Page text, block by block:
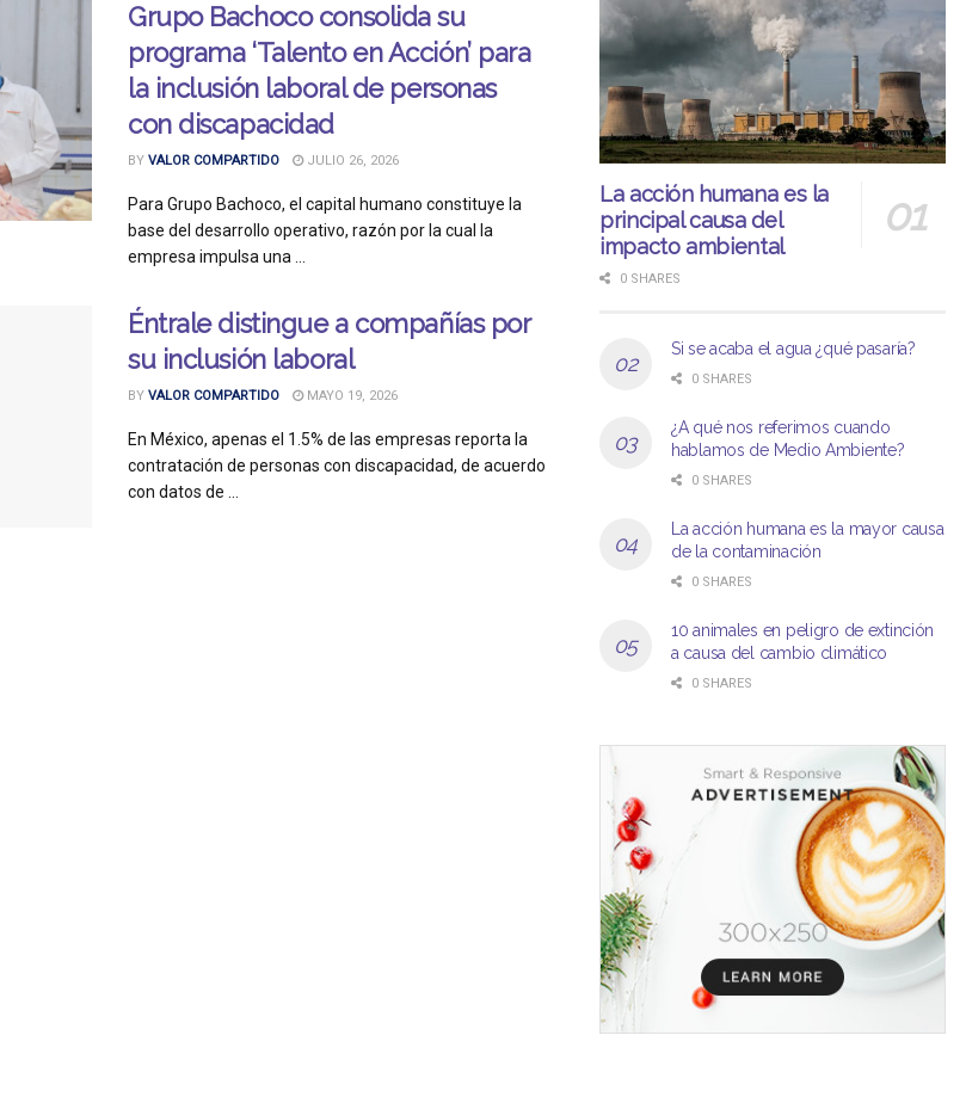
Grupo Bachoco consolida su
programa ‘Talento en Acción’ para
la inclusión laboral de personas
con discapacidad
BY VALOR COMPARTIDO JULIO 26, 2026
Para Grupo Bachoco, el capital humano constituye la
base del desarrollo operativo, razón por la cual la
empresa impulsa una ...
Éntrale distingue a compañías por
su inclusión laboral
BY VALOR COMPARTIDO MAYO 19, 2026
En México, apenas el 1.5% de las empresas reporta la
contratación de personas con discapacidad, de acuerdo
con datos de ...
La acción humana es la
principal causa del
impacto ambiental
0 SHARES
Si se acaba el agua ¿qué pasaría?
0 SHARES
¿A qué nos referimos cuando
hablamos de Medio Ambiente?
0 SHARES
La acción humana es la mayor causa
de la contaminación
0 SHARES
10 animales en peligro de extinción
a causa del cambio climático
0 SHARES